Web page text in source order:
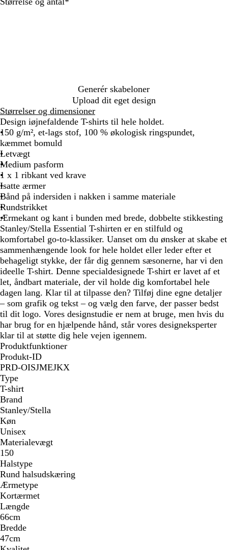
l
å
Generér skabeloner
Upload dit eget design
Størrelser og dimensioner
Design iøjnefaldende T-shirts til hele holdet.
150 g/m², et-lags stof, 100 % økologisk ringspundet,
kæmmet bomuld
Letvægt
Medium pasform
1 x 1 ribkant ved krave
Isatte ærmer
Bånd på indersiden i nakken i samme materiale
Rundstrikket
Ærmekant og kant i bunden med brede, dobbelte stikkesting
Stanley/Stella Essential T-shirten er en stilfuld og
komfortabel go-to-klassiker. Uanset om du ønsker at skabe et
sammenhængende look for hele holdet eller leder efter et
behageligt stykke, der får dig gennem sæsonerne, har vi den
ideelle T-shirt. Denne specialdesignede T-shirt er lavet af et
let, åndbart materiale, der vil holde dig komfortabel hele
dagen lang. Klar til at tilpasse den? Tilføj dine egne detaljer
– som grafik og tekst – og vælg den farve, der passer bedst
til dit logo. Vores designstudie er nem at bruge, men hvis du
har brug for en hjælpende hånd, står vores designeksperter
klar til at støtte dig hele vejen igennem.
Produktfunktioner
Produkt-ID
PRD-OISJMEJKX
Type
T-shirt
Brand
Stanley/Stella
Køn
Unisex
Materialevægt
150
Halstype
Rund halsudskæring
Ærmetype
Kortærmet
Længde
66cm
Bredde
47cm